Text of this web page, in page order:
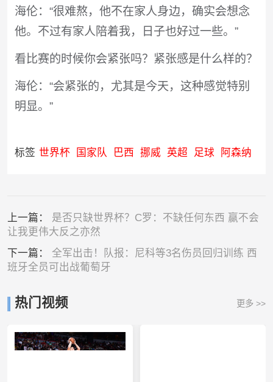
海伦：“很难熬，他不在家人身边，确实会想念
他。不过有家人陪着我，日子也好过一些。”
看比赛的时候你会紧张吗？紧张感是什么样的？
海伦：“会紧张的，尤其是今天，这种感觉特别
明显。”
标签 世界杯 国家队 巴西 挪威 英超 足球 阿森纳
上一篇： 是否只缺世界杯？C罗：不缺任何东西 赢不会
让我更伟大反之亦然
下一篇： 全军出击！队报：尼科等3名伤员回归训练 西
班牙全员可出战葡萄牙
热门视频 更多 >>